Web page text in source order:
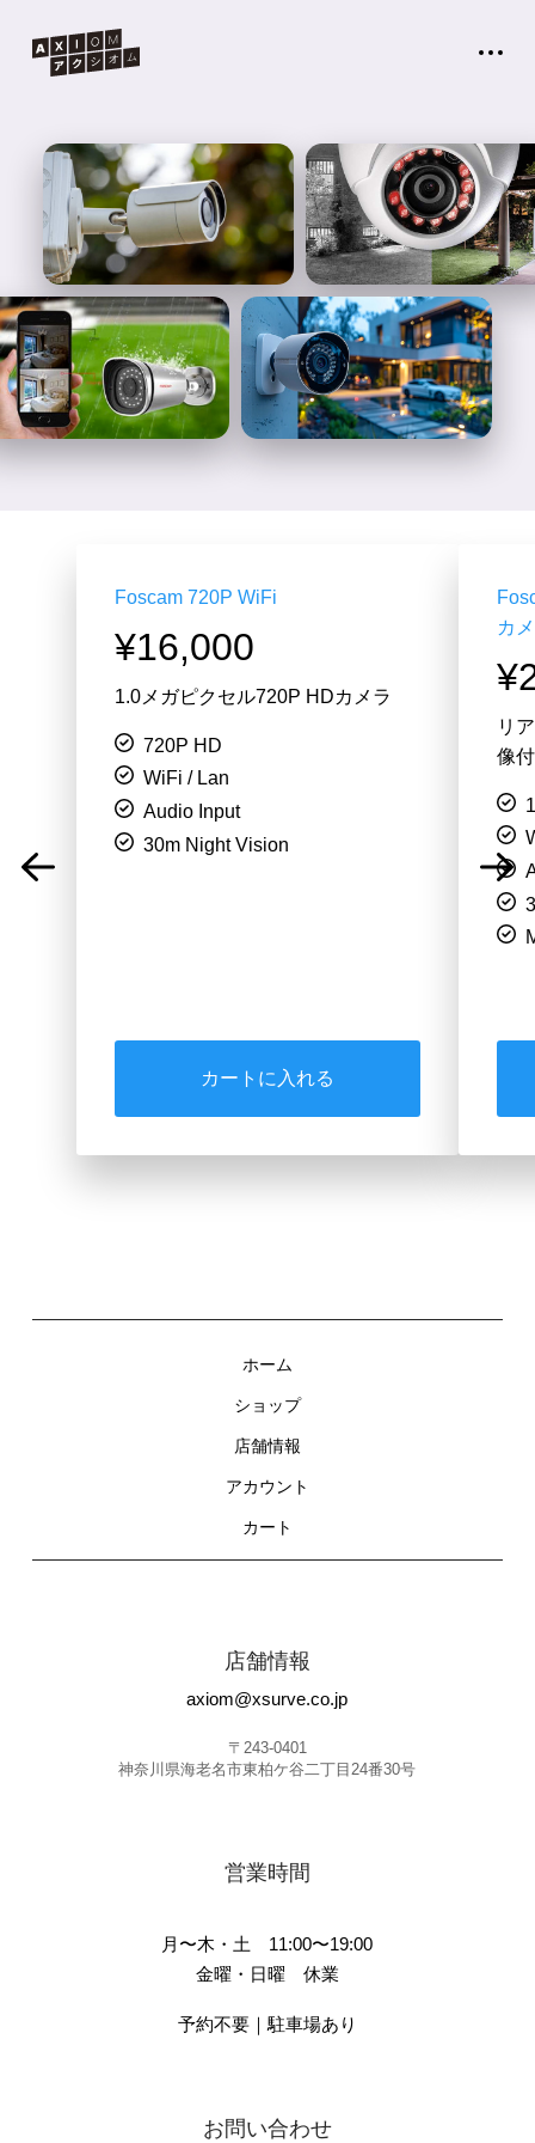
Foscam 720P WiFi
¥16,000
1.0メガピクセル720P HDカメラ
720P HD
WiFi / Lan
Audio Input
30m Night Vision
カートに入れる
カ
リ
像
ホーム
ショップ
店舗情報
アカウント
カート
店舗情報
axiom@xsurve.co.jp
〒243-0401
神奈川県海老名市東柏ケ谷二丁目24番30号
営業時間
月〜木・土 11:00〜19:00
金曜・日曜 休業
予約不要｜駐車場あり
お問い合わせ